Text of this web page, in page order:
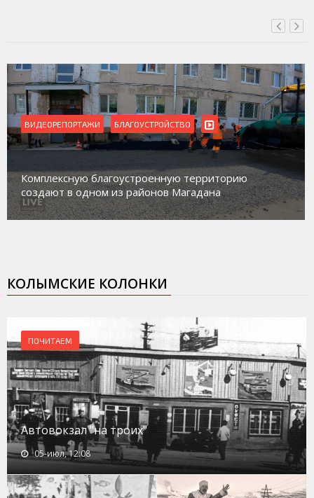
ВИДЕОРЕПОРТАЖИ БЛАГОУСТРОЙСТВО
Комплексную благоустроенную территорию
создают в одном из районов Магадана
КОЛЫМСКИЕ КОЛОНКИ
ПОЧИТАЕМ
Автовокзал "на троих"
05-июл, 12:08